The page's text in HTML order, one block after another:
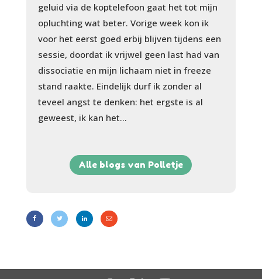
geluid via de koptelefoon gaat het tot mijn
opluchting wat beter. Vorige week kon ik
voor het eerst goed erbij blijven tijdens een
sessie, doordat ik vrijwel geen last had van
dissociatie en mijn lichaam niet in freeze
stand raakte. Eindelijk durf ik zonder al
teveel angst te denken: het ergste is al
geweest, ik kan het…
Alle blogs van Polletje